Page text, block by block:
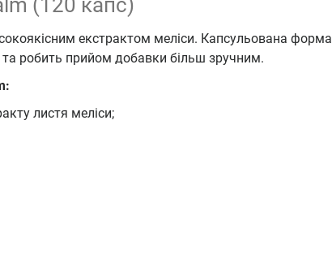
екстрактом меліси. Капсульована форма
робить прийом добавки більш зручним.
листя меліси;